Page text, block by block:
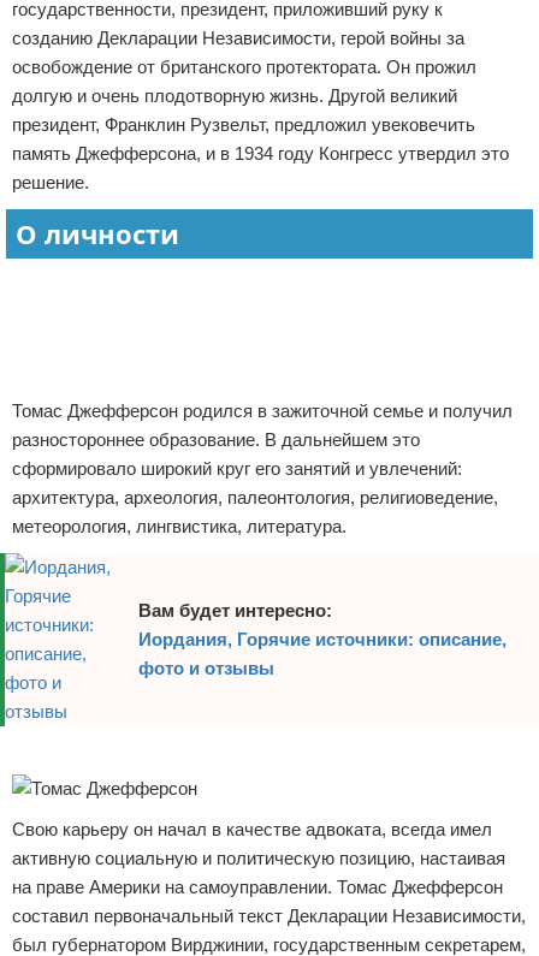
Авиаперелеты
Отели
Полезное для туристов
Отдых на природе
Аренда автомобилей
Планирование отдыха
Пляжный отдых
Турагенства
Экстримальный отдых
Разное про отдых
Отказ от ответственности
государственности, президент, приложивший руку к
созданию Декларации Независимости, герой войны за
освобождение от британского протектората. Он прожил
долгую и очень плодотворную жизнь. Другой великий
президент, Франклин Рузвельт, предложил увековечить
память Джефферсона, и в 1934 году Конгресс утвердил это
решение.
О личности
Томас Джефферсон родился в зажиточной семье и получил
разностороннее образование. В дальнейшем это
сформировало широкий круг его занятий и увлечений:
архитектура, археология, палеонтология, религиоведение,
метеорология, лингвистика, литература.
Вам будет интересно:
Иордания, Горячие источники: описание,
фото и отзывы
Свою карьеру он начал в качестве адвоката, всегда имел
активную социальную и политическую позицию, настаивая
на праве Америки на самоуправлении. Томас Джефферсон
составил первоначальный текст Декларации Независимости,
был губернатором Вирджинии, государственным секретарем,